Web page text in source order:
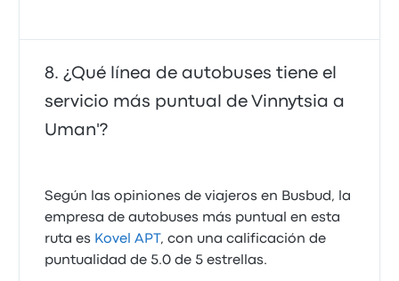
¿Qué línea de autobuses tiene el
servicio más puntual de Vinnytsia a
Uman'?
Según las opiniones de viajeros en Busbud, la
empresa de autobuses más puntual en esta
ruta es Kovel APT, con una calificación de
puntualidad de 5.0 de 5 estrellas.